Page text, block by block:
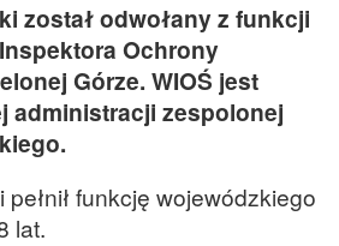
został odwołany z funkcji
Ochrony
Górze. WIOŚ jest
administracji zespolonej
pełnił funkcję wojewódzkiego
lat.